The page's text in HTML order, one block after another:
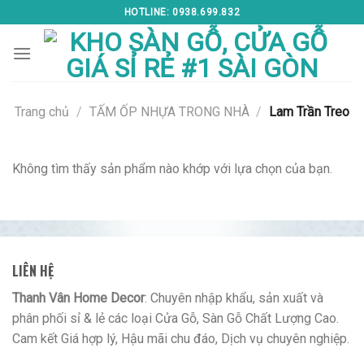
content
HOTLINE: 0938.699.832
Trang chủ / TẤM ỐP NHỰA TRONG NHÀ / Lam Trần Treo
Không tìm thấy sản phẩm nào khớp với lựa chọn của bạn.
LIÊN HỆ
Thanh Vân Home Decor: Chuyên nhập khẩu, sản xuất và
phân phối sỉ & lẻ các loại Cửa Gỗ, Sàn Gỗ Chất Lượng Cao.
Cam kết Giá hợp lý, Hậu mãi chu đáo, Dịch vụ chuyên nghiệp.